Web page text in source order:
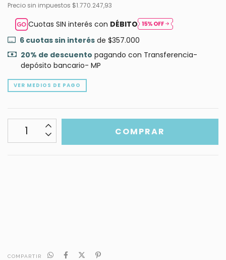
Precio sin impuestos $1.770.247,93
Cuotas SIN interés con DÉBITO
6cuotas sin interésde $357.000
20% de descuento pagando con Transferencia-
depósito bancario- MP
VER MEDIOS DE PAGO
COMPARTIR